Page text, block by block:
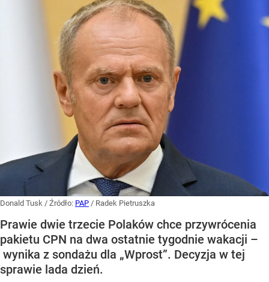
Donald Tusk / Źródło: PAP / Radek Pietruszka
Prawie dwie trzecie Polaków chce przywrócenia
pakietu CPN na dwa ostatnie tygodnie wakacji –
wynika z sondażu dla „Wprost”. Decyzja w tej
sprawie lada dzień.